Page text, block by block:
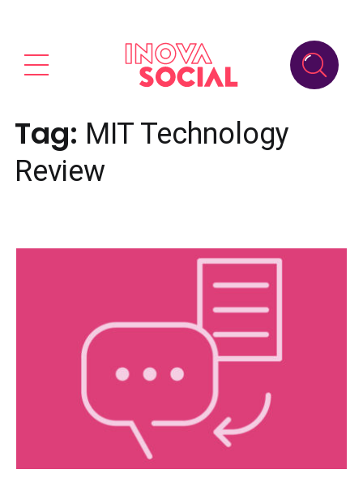
Tag: MIT Technology
Review